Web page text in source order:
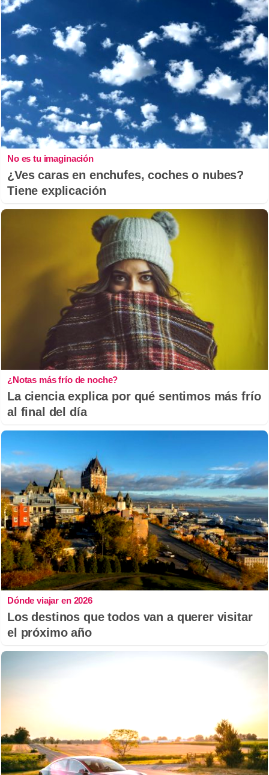
No es tu imaginación
¿Ves caras en enchufes, coches o nubes?
Tiene explicación
¿Notas más frío de noche?
La ciencia explica por qué sentimos más frío
al final del día
Dónde viajar en 2026
Los destinos que todos van a querer visitar
el próximo año